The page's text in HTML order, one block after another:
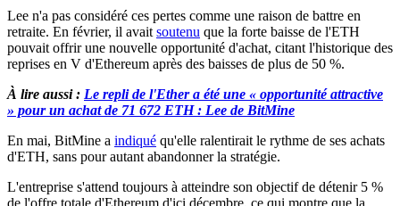
Lee n'a pas considéré ces pertes comme une raison de battre en
retraite. En février, il avait soutenu que la forte baisse de l'ETH
pouvait offrir une nouvelle opportunité d'achat, citant l'historique des
reprises en V d'Ethereum après des baisses de plus de 50 %.
À lire aussi : Le repli de l'Ether a été une « opportunité attractive
» pour un achat de 71 672 ETH : Lee de BitMine
En mai, BitMine a indiqué qu'elle ralentirait le rythme de ses achats
d'ETH, sans pour autant abandonner la stratégie.
L'entreprise s'attend toujours à atteindre son objectif de détenir 5 %
de l'offre totale d'Ethereum d'ici décembre, ce qui montre que la